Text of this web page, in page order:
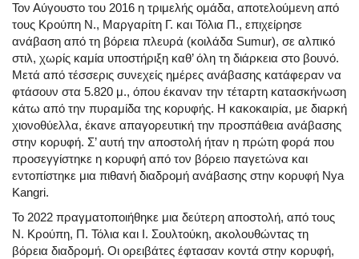
Τον Αύγουστο του 2016 η τριμελής ομάδα, αποτελούμενη από
τους Κρούπη Ν., Μαργαρίτη Γ. και Τόλια Π., επιχείρησε
ανάβαση από τη βόρεια πλευρά (κοιλάδα Sumur), σε αλπικό
στιλ, χωρίς καμία υποστήριξη καθ’ όλη τη διάρκεια στο βουνό.
Μετά από τέσσερις συνεχείς ημέρες ανάβασης κατάφεραν να
φτάσουν στα 5.820 μ., όπου έκαναν την τέταρτη κατασκήνωση
κάτω από την πυραμίδα της κορυφής. Η κακοκαιρία, με διαρκή
χιονοθύελλα, έκανε απαγορευτική την προσπάθεια ανάβασης
στην κορυφή. Σ’ αυτή την αποστολή ήταν η πρώτη φορά που
προσεγγίστηκε η κορυφή από τον βόρειο παγετώνα και
εντοπίστηκε μια πιθανή διαδρομή ανάβασης στην κορυφή Nya
Kangri.
Το 2022 πραγματοποιήθηκε μια δεύτερη αποστολή, από τους
Ν. Κρούπη, Π. Τόλια και Ι. Σουλτούκη, ακολουθώντας τη
βόρεια διαδρομή. Οι ορειβάτες έφτασαν κοντά στην κορυφή,